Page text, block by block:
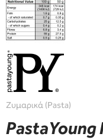
Ζυμαρικά (Pasta)